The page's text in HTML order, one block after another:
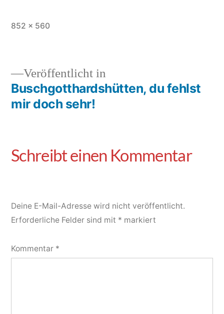
852 × 560
Veröffentlicht in
Buschgotthardshütten, du fehlst
mir doch sehr!
Deine E-Mail-Adresse wird nicht veröffentlicht.
Erforderliche Felder sind mit * markiert
Kommentar *